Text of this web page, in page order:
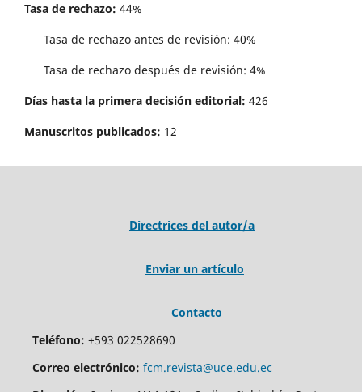
Tasa de rechazo: 44%
Tasa de rechazo antes de revisi´on: 40%
Tasa de rechazo después de revisión: 4%
Días hasta la primera decisión editorial: 426
Manuscritos publicados: 12
Directrices del autor/a
Enviar un artículo
Contacto
Teléfono: +593 022528690
Correo electrónico: fcm.revista@uce.edu.ec